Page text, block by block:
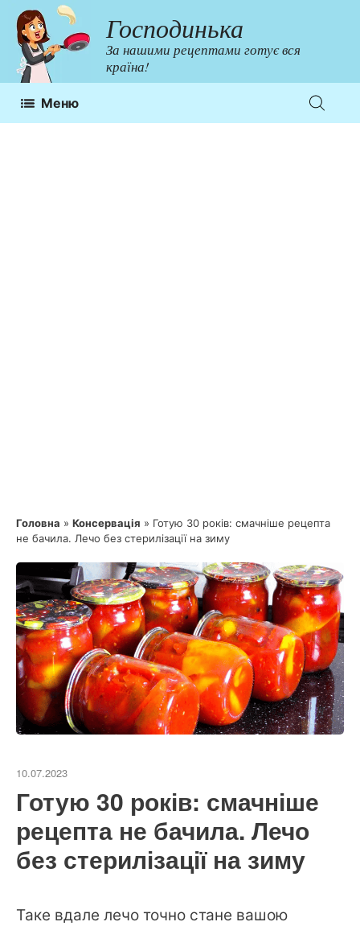
Перейти
до
контенту
Господинька
За нашими рецептами готує вся
країна!
Меню
Головна » Консервація » Готую 30 років: смачніше рецепта
не бачила. Лечо без стерилізації на зиму
10.07.2023
Готую 30 років: смачніше
рецепта не бачила. Лечо
без стерилізації на зиму
Таке вдале лечо точно стане вашою